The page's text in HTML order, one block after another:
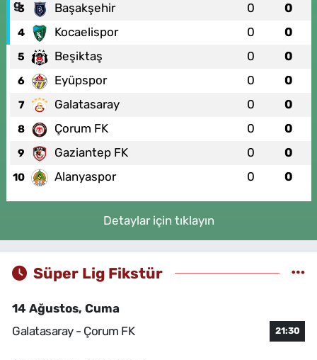
3 Başakşehir 0 0
4 Kocaelispor 0 0
5 Beşiktaş 0 0
6 Eyüpspor 0 0
7 Galatasaray 0 0
8 Çorum FK 0 0
9 Gaziantep FK 0 0
10 Alanyaspor 0 0
Detaylar için tıklayın
Süper Lig Fikstür
14 Ağustos, Cuma
Galatasaray - Çorum FK
21:30